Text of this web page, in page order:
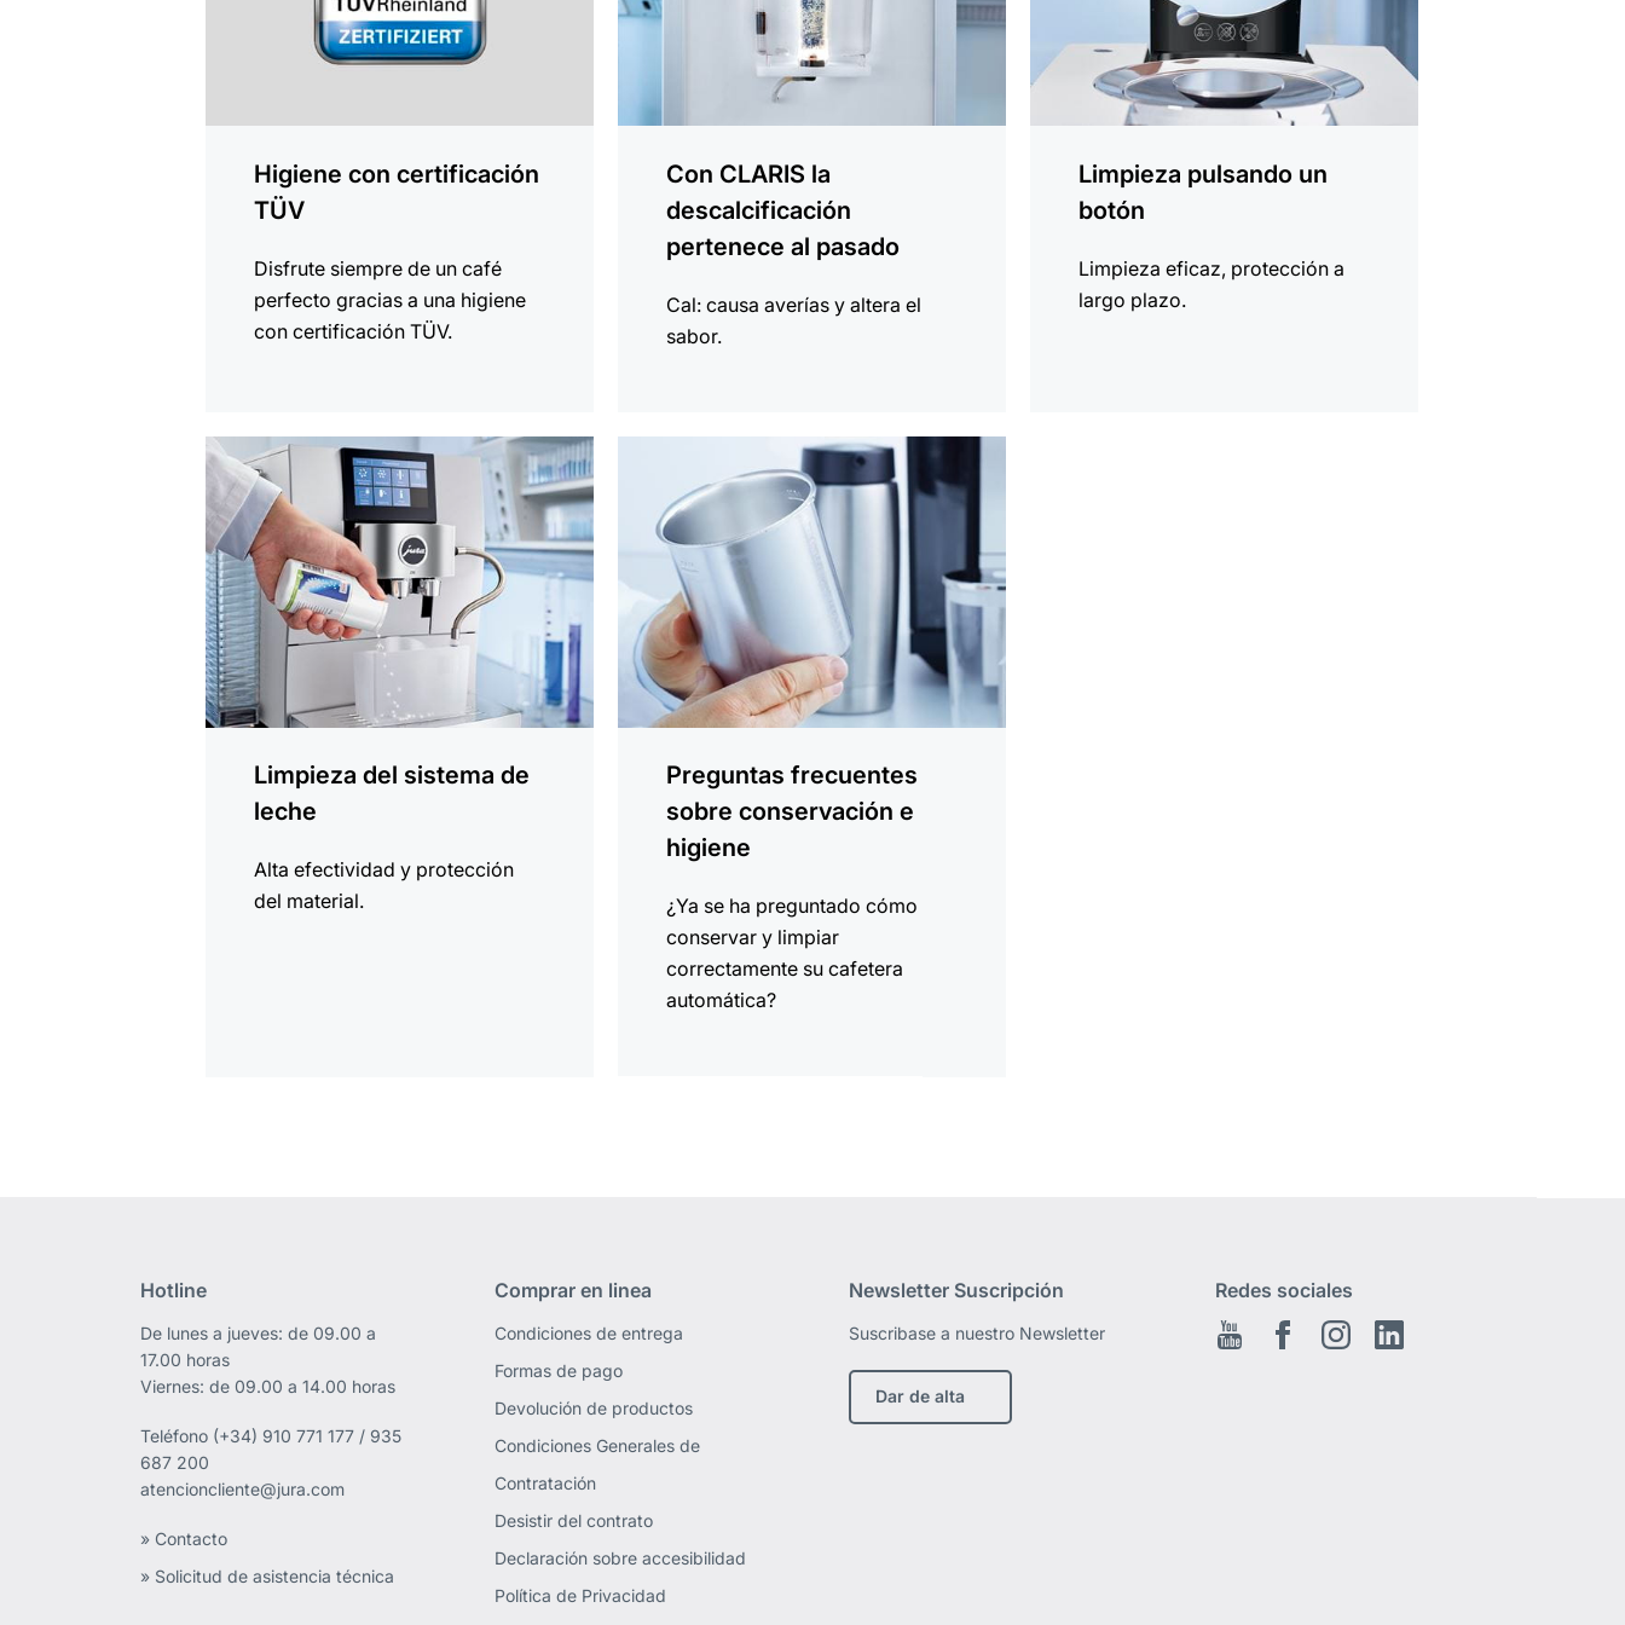
Higiene con certificación
TÜV
Disfrute siempre de un café
perfecto gracias a una higiene
con certificación TÜV.
Con CLARIS la
descalcificación
pertenece al pasado
Cal: causa averías y altera el
sabor.
Limpieza pulsando un
botón
Limpieza eficaz, protección a
largo plazo.
Limpieza del sistema de
leche
Alta efectividad y protección
del material.
más
información
Preguntas frecuentes
sobre conservación e
higiene
¿Ya se ha preguntado cómo
conservar y limpiar
correctamente su cafetera
automática?
información
Hotline
De lunes a jueves: de 09.00 a
17.00 horas
Viernes: de 09.00 a 14.00 horas
Teléfono (+34) 910 771 177 / 935
687 200
atencioncliente@jura.com
» Contacto
» Solicitud de asistencia técnica
Comprar en linea
Condiciones de entrega
Formas de pago
Devolución de productos
Condiciones Generales de
Contratación
Desistir del contrato
Declaración sobre accesibilidad
Política de Privacidad
Newsletter Suscripción
Suscribase a nuestro Newsletter
Dar de alta
Redes sociales
Youtube FacebookInstagram